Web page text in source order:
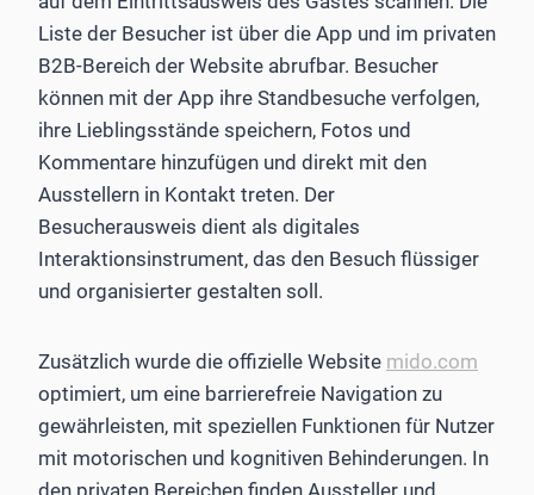
Liste der Besucher ist über die App und im privaten
B2B-Bereich der Website abrufbar. Besucher
können mit der App ihre Standbesuche verfolgen,
ihre Lieblingsstände speichern, Fotos und
Kommentare hinzufügen und direkt mit den
Ausstellern in Kontakt treten. Der
Besucherausweis dient als digitales
Interaktionsinstrument, das den Besuch flüssiger
und organisierter gestalten soll.
Zusätzlich wurde die offizielle Website mido.com
optimiert, um eine barrierefreie Navigation zu
gewährleisten, mit speziellen Funktionen für Nutzer
mit motorischen und kognitiven Behinderungen. In
den privaten Bereichen finden Aussteller und